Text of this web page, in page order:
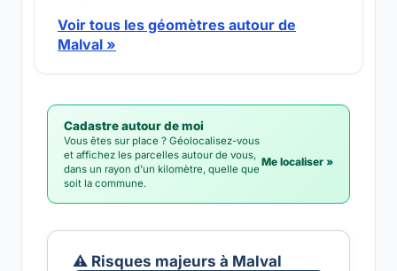
Voir tous les géomètres autour de
Malval »
Cadastre autour de moi
Vous êtes sur place ? Géolocalisez-vous
et affichez les parcelles autour de vous,
dans un rayon d'un kilomètre, quelle que
soit la commune.
Me localiser »
⚠️ Risques majeurs à Malval